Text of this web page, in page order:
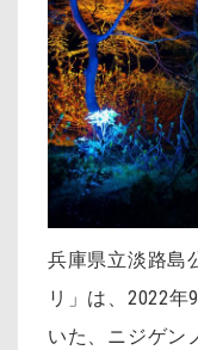
兵庫県立淡路島
リ」は、2022
いた、ニジゲン